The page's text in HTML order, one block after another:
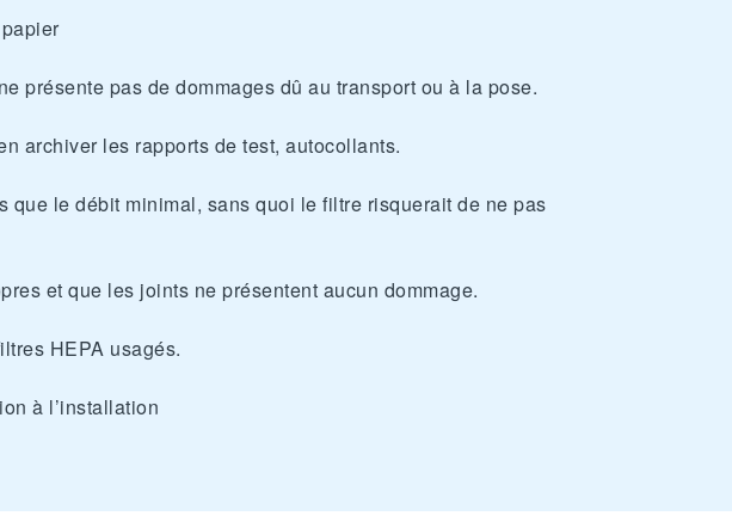
présente pas de dommages dû au transport ou à la pose.
archiver les rapports de test, autocollants.
le débit minimal, sans quoi le filtre risquerait de ne pas
et que les joints ne présentent aucun dommage.
HEPA usagés.
à l’installation